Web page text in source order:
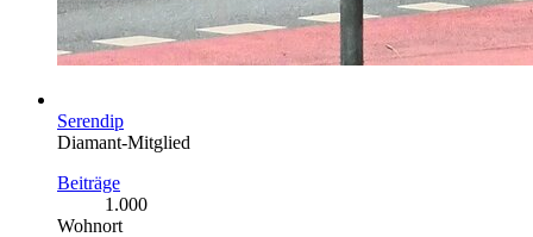
Serendip
Diamant-Mitglied
Beiträge
1.000
Wohnort